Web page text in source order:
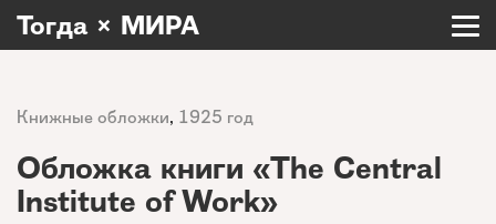
Тогда × МИРА
Книжные обложки, 1925 год
Обложка книги «The Central
Institute of Work»